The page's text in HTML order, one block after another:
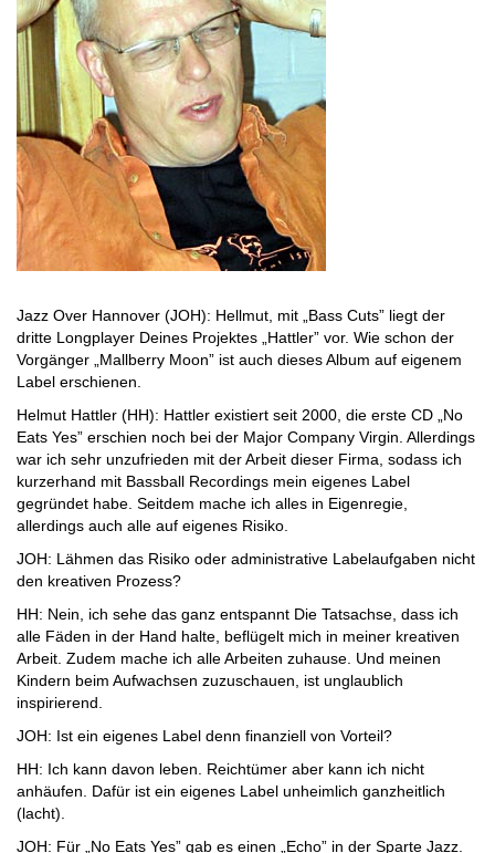
Jazz Over Hannover (JOH): Hellmut, mit „Bass Cuts” liegt der
dritte Longplayer Deines Projektes „Hattler” vor. Wie schon der
Vorgänger „Mallberry Moon” ist auch dieses Album auf eigenem
Label erschienen.
Helmut Hattler (HH): Hattler existiert seit 2000, die erste CD „No
Eats Yes” erschien noch bei der Major Company Virgin. Allerdings
war ich sehr unzufrieden mit der Arbeit dieser Firma, sodass ich
kurzerhand mit Bassball Recordings mein eigenes Label
gegründet habe. Seitdem mache ich alles in Eigenregie,
allerdings auch alle auf eigenes Risiko.
JOH: Lähmen das Risiko oder administrative Labelaufgaben nicht
den kreativen Prozess?
HH: Nein, ich sehe das ganz entspannt Die Tatsachse, dass ich
alle Fäden in der Hand halte, beflügelt mich in meiner kreativen
Arbeit. Zudem mache ich alle Arbeiten zuhause. Und meinen
Kindern beim Aufwachsen zuzuschauen, ist unglaublich
inspirierend.
JOH: Ist ein eigenes Label denn finanziell von Vorteil?
HH: Ich kann davon leben. Reichtümer aber kann ich nicht
anhäufen. Dafür ist ein eigenes Label unheimlich ganzheitlich
(lacht).
JOH: Für „No Eats Yes” gab es einen „Echo” in der Sparte Jazz.